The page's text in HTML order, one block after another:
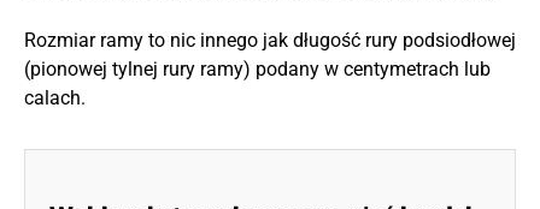
Rozmiar ramy to nic innego jak długość rury podsiodłowej
(pionowej tylnej rury ramy) podany w centymetrach lub
calach.